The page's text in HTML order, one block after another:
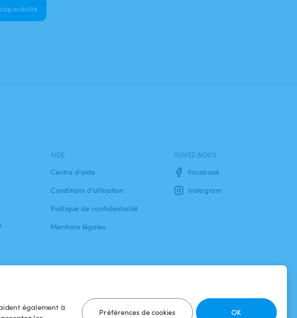
également à
Préférences de cookies OK
AIDE
Centre d'aide
Conditions d'utilisation
Politique de confidentialité
Mentions légales
SUIVEZ-NOUS
Facebook
Instagram